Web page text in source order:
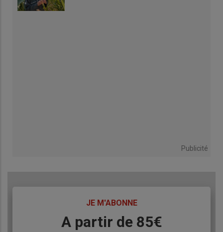
Publicité
JE M'ABONNE
A partir de 85€